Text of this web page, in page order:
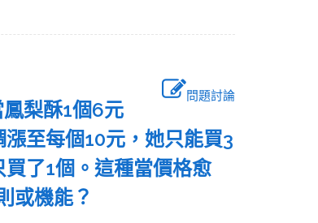
問題討論
梨酥1個6元
至每個10元，她只能買3
了1個。這種當價格愈
或機能？